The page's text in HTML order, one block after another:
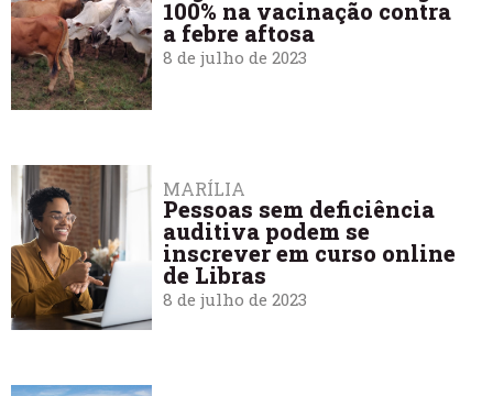
100% na vacinação contra
a febre aftosa
8 de julho de 2023
MARÍLIA
Pessoas sem deficiência
auditiva podem se
inscrever em curso online
de Libras
8 de julho de 2023